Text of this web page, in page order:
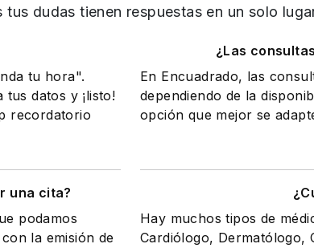
tus dudas tienen respuestas en un solo
tu hora".
datos y ¡listo!
recordatorio
¿Las
En Encuadrado, las
dependiendo de la
opción que mejor se
una cita?
podamos
la emisión de
Hay muchos tipos de
Cardiólogo, Dermatólogo,